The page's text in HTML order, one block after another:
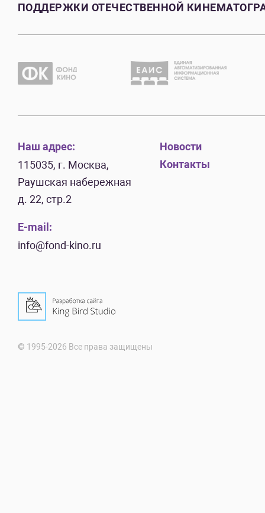
ПОДДЕРЖКИ ОТЕЧЕСТВЕННОЙ
Наш адрес:
115035, г. Москва,
Раушская набережная
д. 22, стр.2
E-mail:
info@fond-kino.ru
Новости
Контакты
© 1995-2026 Все права защищены